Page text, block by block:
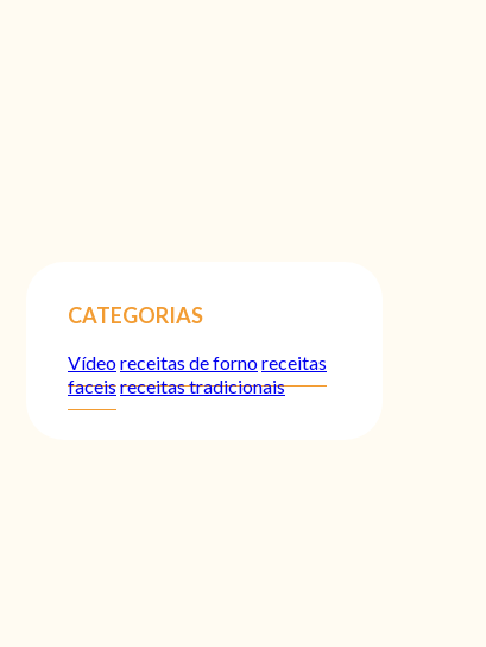
CATEGORIAS
Vídeoreceitas de fornoreceitas
faceisreceitas tradicionais